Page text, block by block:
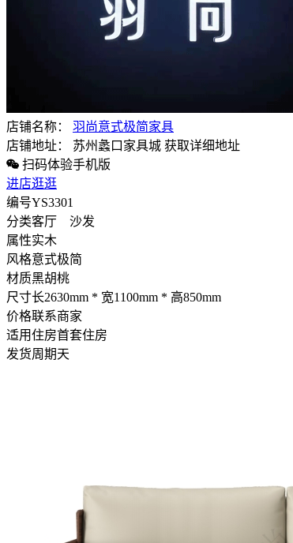
店铺名称：
羽尚意式极简家具
店铺地址：
苏州蠡口家具城 获取详细地址
扫码体验手机版
进店逛逛
编号YS3301
分类客厅 沙发
属性实木
风格意式极简
材质黑胡桃
尺寸长2630mm * 宽1100mm * 高850mm
价格联系商家
适用住房首套住房
发货周期天